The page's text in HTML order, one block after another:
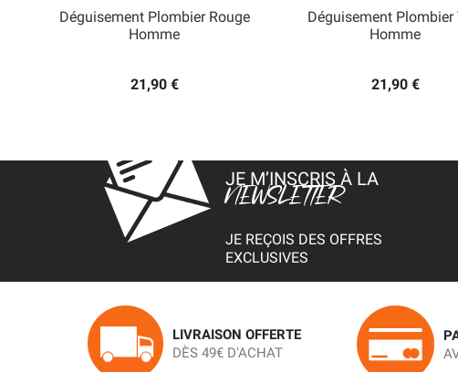
Déguisement Plombier Rouge
Homme
21,90 €
Aperçu rapide
Déguisement Plombier
Homme
21,90 €
Aperçu rapide
JE M’INSCRIS À LA
NEWSLETTER
JE REÇOIS DES OFFRES
EXCLUSIVES
LIVRAISON OFFERTE
DÈS 49€ D'ACHAT